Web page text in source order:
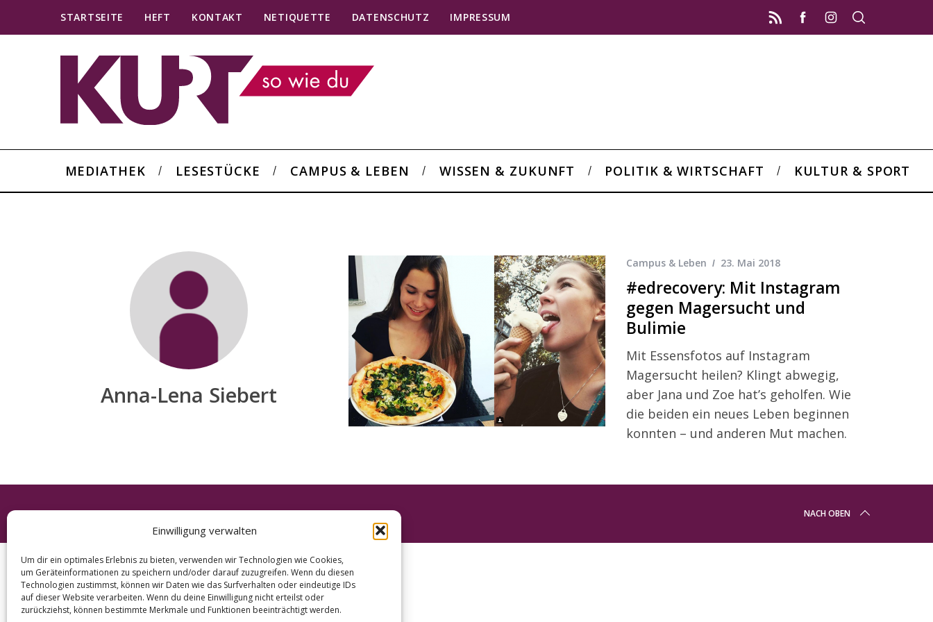
Einwilligung verwalten
Um dir ein optimales Erlebnis zu bieten, verwenden wir Technologien wie Cookies,
um Geräteinformationen zu speichern und/oder darauf zuzugreifen. Wenn du diesen
Technologien zustimmst, können wir Daten wie das Surfverhalten oder eindeutige IDs
auf dieser Website verarbeiten. Wenn du deine Einwilligung nicht erteilst oder
zurückziehst, können bestimmte Merkmale und Funktionen beeinträchtigt werden.
STARTSEITE HEFT KONTAKT NETIQUETTE DATENSCHUTZ IMPRESSUM
MEDIATHEK LESESTÜCKE CAMPUS & LEBEN WISSEN & ZUKUNFT POLITIK & WIRTSCHAFT KULTUR & SPORT
Anna-Lena Siebert
Campus & Leben 23. Mai 2018
#edrecovery: Mit Instagram
gegen Magersucht und
Bulimie
Mit Essensfotos auf Instagram
Magersucht heilen? Klingt abwegig,
aber Jana und Zoe hat’s geholfen. Wie
die beiden ein neues Leben beginnen
konnten – und anderen Mut machen.
© 2026 KURT NACH OBEN
r
f